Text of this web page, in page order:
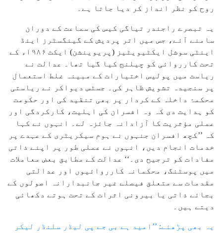
روح کو نظر انداز کر دیا جاتا ہے۔
یہ تبصرے راجندر تیاگی کیس کی سماعت کے دوران
سامنے آئے، جس میں اتر پردیش کے گینگسٹرز اینڈ
اینٹی سوشل ایکٹیویٹیز (پریوینشن) ایکٹ ۱۹۸۶ء کے
تحت کارروائی کو چیلنج کیا گیا تھا۔ عدالت نے
ریاست میں پولیس اختیارات کے مبینہ غلط استعمال
پر سنجیدہ تشویش ظاہر کی۔ جسٹس دیواکر نے ریاستی
محکمۂ داخلہ کے کردار پر بھی تنقید کی اور حکومت
کو ہدایت دی کہ وہ افسران کی اہلیت، کارکردگی اور
عملی مؤثریت کا آزادانہ جائزہ لے۔ انہوں نے کہا
کہ ’’کچھ افسران جنہوں نے ہوم سیکریٹری کے عہدے پر
خدمات انجام دیں، انہوں نے عملی طور پر اپنے ذاتی
مفادات کو ترجیح دی۔‘‘ عدالت کے مطابق بعض معاملات
میں پوسٹنگ، محکمانہ کارروائیوں اور عدالتی
مقدمات سے متعلق فیصلے غیر جانبدارانہ اصولوں کے
بجائے ذاتی یا بیرونی اثرات کے تحت ہوتے دکھائی
دیتے ہیں۔
یہ بھی پڑھئے: ’’امید ہے بی جے پی لیڈر سلنڈر لیکر